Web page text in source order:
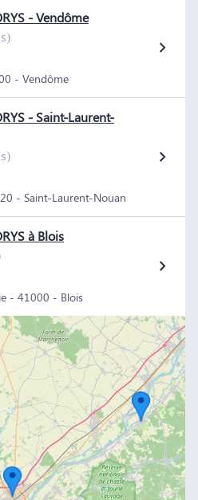
- Vendôme
- Vendôme
- Saint-Laurent-
- Saint-Laurent-Nouan
à Blois
- 41000 - Blois